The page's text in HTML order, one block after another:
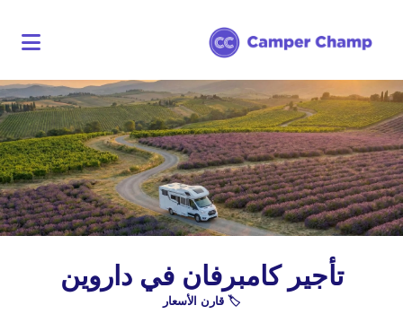
تأجير كامبرفان في داروين
🏷️ قارن الأسعار